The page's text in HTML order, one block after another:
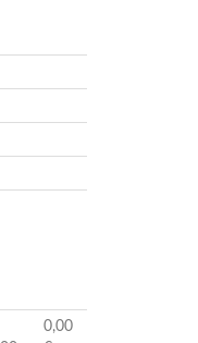
0,00